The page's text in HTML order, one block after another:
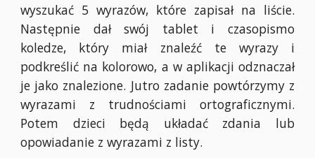
wyszukać 5 wyrazów, które zapisał na liście.
Następnie dał swój tablet i czasopismo
koledze, który miał znaleźć te wyrazy i
podkreślić na kolorowo, a w aplikacji odznaczał
je jako znalezione. Jutro zadanie powtórzymy z
wyrazami z trudnościami ortograficznymi.
Potem dzieci będą układać zdania lub
opowiadanie z wyrazami z listy.